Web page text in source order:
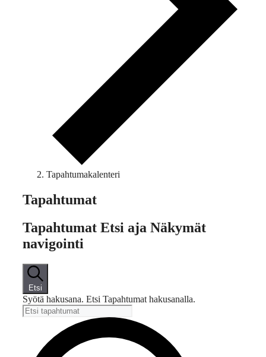
Tapahtumakalenteri
Tapahtumat
Tapahtumat Etsi aja Näkymät
navigointi
Etsi
Syötä hakusana. Etsi Tapahtumat hakusanalla.